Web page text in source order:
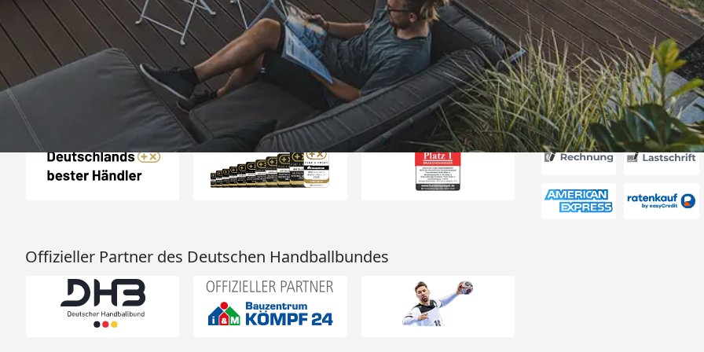
4,67/ 5
861 Bewertungen
schnelle Lieferung“
07.05.2026
Auszeichnungen Akzeptierte
Offizieller Partner des Deutschen Handballbundes